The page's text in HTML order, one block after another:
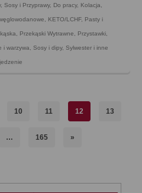
Sosy i Przyprawy, Do pracy, Kolacja
KETO/LCHF, Pasty i
Przekąski Wytrawne Przystawki
i warzywa Sosy i dipy, Sylwester i inne
10 11 12 13
… 165 »